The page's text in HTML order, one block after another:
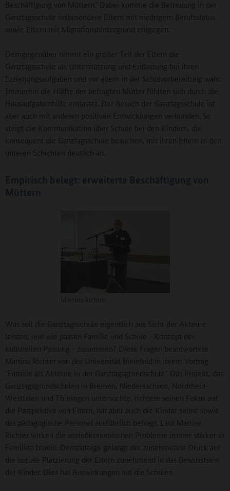
Beschäftigung von Müttern." Dabei komme die Betreuung in der
Ganztagsschule insbesondere Eltern mit niedrigem Berufsstatus
sowie Eltern mit Migrationshintergrund entgegen.
Demgegenüber nimmt ein großer Teil der Eltern die
Ganztagsschule als Unterstützung und Entlastung bei ihren
Erziehungsaufgaben und vor allem in der Schulvorbereitung wahr.
Immerhin die Hälfte der befragten Mütter fühlten sich durch die
Hausaufgabenhilfe entlastet. Der Besuch der Ganztagsschule ist
aber auch mit anderen positiven Entwicklungen verbunden. So
steigt die Kommunikation über Schule bei den Kindern, die
konsequent die Ganztagsschule besuchen, mit ihren Eltern in den
unteren Schichten deutlich an.
Empirisch belegt: erweiterte Beschäftigung von
Müttern
Was soll die Ganztagsschule eigentlich aus Sicht der Akteure
leisten, und wie passen Familie und Schule - Konzept der
kulturellen Passung - zusammen? Diese Fragen beantwortete
Martina Richter von der Universität Bielefeld in ihrem Vortrag
"Familie als Akteure in der Ganztagsgrundschule". Das Projekt, das
Ganztagsgrundschulen in Bremen, Niedersachsen, Nordrhein-
Westfalen und Thüringen untersuchte, richtete seinen Fokus auf
die Perspektive von Eltern, hat aber auch die Kinder selbst sowie
das pädagogische Personal ausführlich befragt. Laut Martina
Richter wirken die sozioökonomischen Probleme immer stärker in
Familien hinein. Demzufolge gelangt der zunehmende Druck auf
die soziale Platzierung der Eltern zunehmend in das Bewusstsein
der Kinder. Dies hat Auswirkungen auf die Schulen.